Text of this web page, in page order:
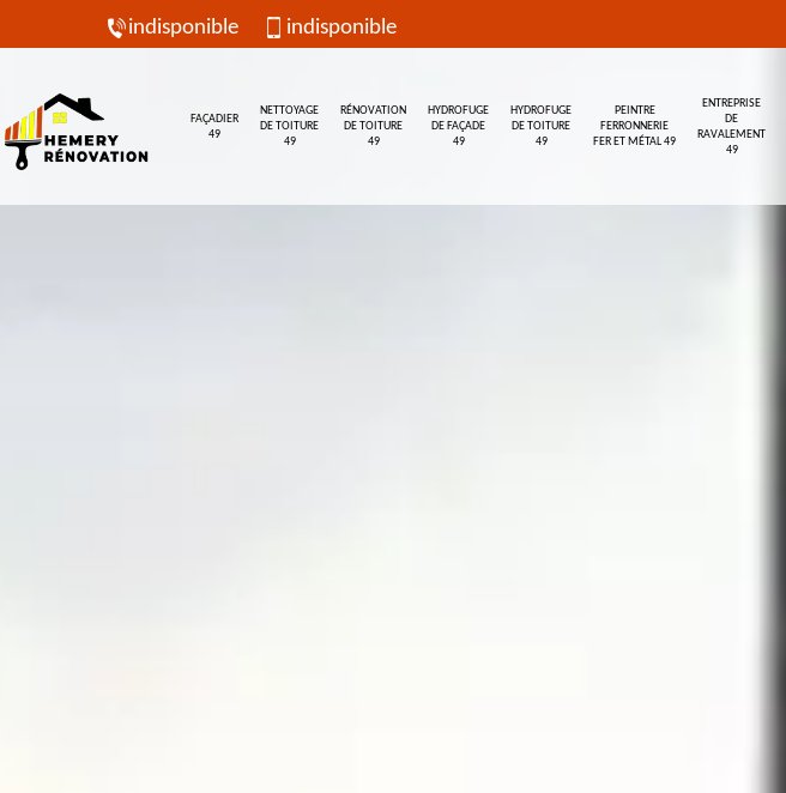
indisponible indisponible
FAÇADIER
49
NETTOYAGE
DE TOITURE
49
RÉNOVATION
DE TOITURE
49
HYDROFUGE
DE FAÇADE
49
HYDROFUGE
DE TOITURE
49
PEINTRE
FERRONNERIE
FER ET MÉTAL 49
ENTREPRISE
DE
RAVALEMENT
49